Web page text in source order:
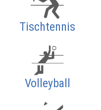
Tischtennis
Volleyball